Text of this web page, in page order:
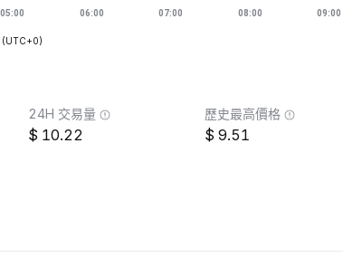
(UTC+0)
24H 交易量
10.22
歷史最高價格
9.51